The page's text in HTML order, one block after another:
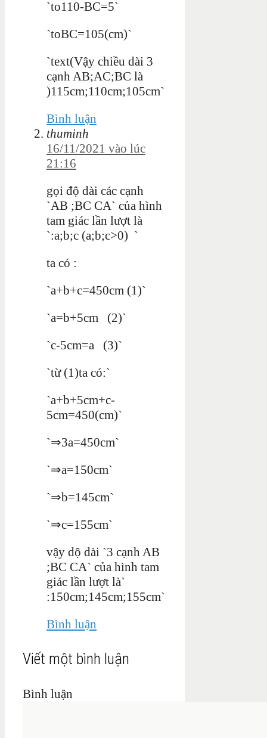
`to110-BC=5`
`toBC=105(cm)`
`text(Vậy chiều dài 3
cạnh AB;AC;BC là
)115cm;110cm;105cm`
Bình luận
thuminh
16/11/2021 vào lúc
21:16
gọi độ dài các cạnh
`AB ;BC CA` của hình
tam giác lần lượt là
`:a;b;c (a;b;c>0) `
ta có :
`a+b+c=450cm (1)`
`a=b+5cm (2)`
`c-5cm=a (3)`
`từ (1)ta có:`
`a+b+5cm+c-
5cm=450(cm)`
`⇒3a=450cm`
`⇒a=150cm`
`⇒b=145cm`
`⇒c=155cm`
vậy dộ dài `3 cạnh AB
;BC CA` của hình tam
giác lần lượt là`
:150cm;145cm;155cm`
Bình luận
Viết một bình luận
Bình luận